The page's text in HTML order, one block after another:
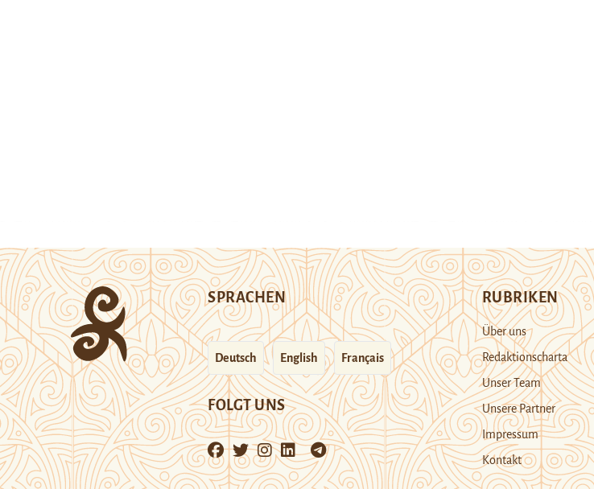
SPRACHEN
Deutsch English Français
FOLGT UNS
RUBRIKEN
Über uns
Redaktionscharta
Unser Team
Unsere Partner
Impressum
Kontakt